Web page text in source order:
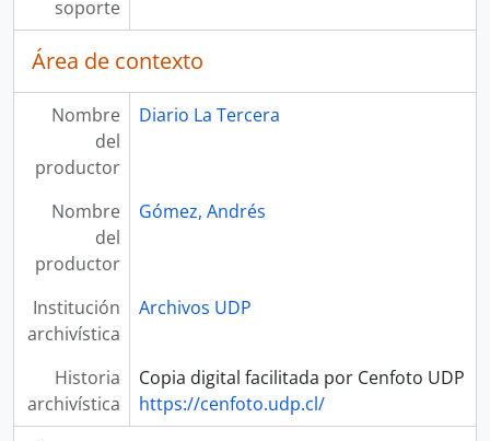
soporte
Área de contexto
Nombre
del
productor
Diario La Tercera
Nombre
del
productor
Gómez, Andrés
Institución
archivística
Archivos UDP
Historia
archivística
Copia digital facilitada por Cenfoto UDP
https://cenfoto.udp.cl/